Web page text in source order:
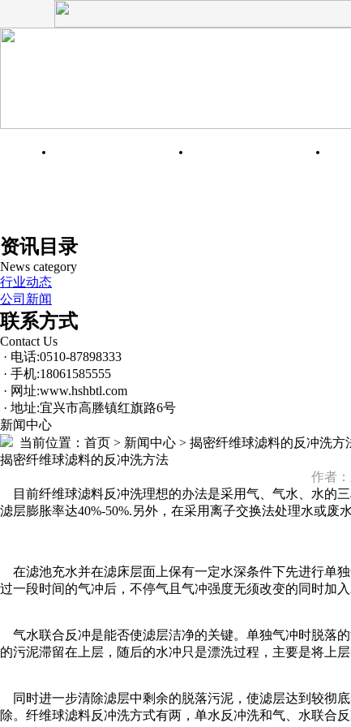
资讯目录
News category
行业动态
公司新闻
联系方式
Contact Us
· 电话:0510-87898333
· 手机:18061585555
· 网址:www.hshbtl.com
· 地址:宜兴市高塍镇红旗路6号
新闻中心
当前位置： 首页 > 新闻中心 > 揭密纤维球滤料的反冲洗方
揭密纤维球滤料的反冲洗方法
作者
目前纤维球滤料反冲洗理想的办法是采用气、气水、水的
滤层膨胀率达40%-50%.另外，在采用离子交换法处理水或
在滤池充水并在滤床层面上保有一定水深条件下先进行单
过一段时间的气冲后，不停气且气冲强度无须改变的同时加
气水联合反冲是能否使滤层洁净的关键。单独气冲时脱落
的污泥滞留在上层，随后的水冲只是漂洗过程，主要是将上层
同时进一步清除滤层中剩余的脱落污泥，使滤层达到较彻
除。纤维球滤料反冲洗方式有两，单水反冲洗和气、水联合反